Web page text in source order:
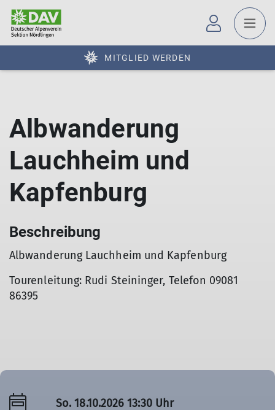
MITGLIED WERDEN
Albwanderung
Lauchheim und
Kapfenburg
Beschreibung
Albwanderung Lauchheim und Kapfenburg
Tourenleitung: Rudi Steininger, Telefon 09081
86395
So. 18.10.2026 13:30 Uhr